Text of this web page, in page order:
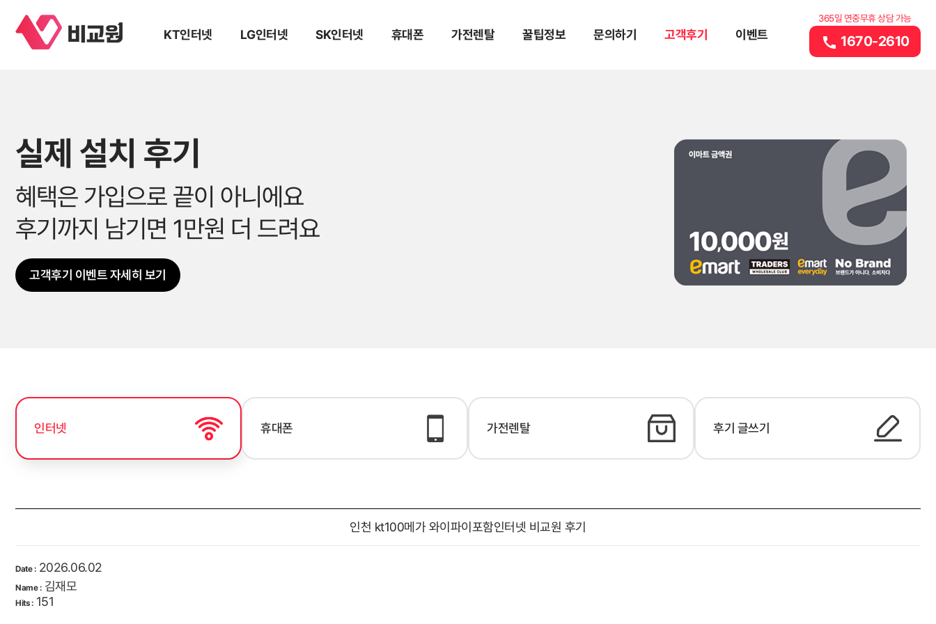
KT인터넷 LG인터넷 SK인터넷 휴대폰 가전렌탈 꿀팁정보 문의하기 고객후기 이벤트
365일 연중무휴 상담 가능
call 1670-2610
실제 설치 후기
혜택은 가입으로 끝이 아니에요
후기까지 남기면 1만원 더 드려요
고객후기 이벤트 자세히 보기
인터넷 휴대폰 가전렌탈 후기 글쓰기
인천 kt100메가 와이파이포함인터넷 비교원 후기
Date :2026.06.02
Name :김재모
Hits :151